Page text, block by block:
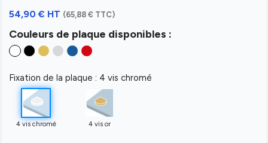
54,90 € HT (65,88 € TTC)
Couleurs de plaque disponibles :
Fixation de la plaque : 4 vis chromé
4 vis chromé 4 vis or